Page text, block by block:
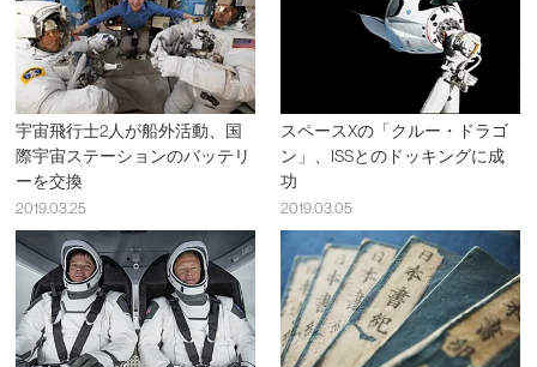
宇宙飛行士2人が船外活動、国
際宇宙ステーションのバッテリ
ーを交換
2019.03.25
スペースXの「クルー・ドラゴ
ン」、ISSとのドッキングに成
功
2019.03.05